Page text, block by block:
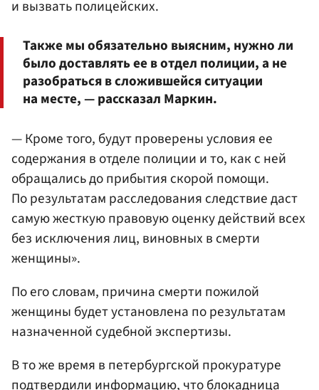
и вызвать полицейских.
Также мы обязательно выясним, нужно ли
было доставлять ее в отдел полиции, а не
разобраться в сложившейся ситуации
на месте, — рассказал Маркин.
— Кроме того, будут проверены условия ее
содержания в отделе полиции и то, как с ней
обращались до прибытия скорой помощи.
По результатам расследования следствие даст
самую жесткую правовую оценку действий всех
без исключения лиц, виновных в смерти
женщины».
По его словам, причина смерти пожилой
женщины будет установлена по результатам
назначенной судебной экспертизы.
В то же время в петербургской прокуратуре
подтвердили информацию, что блокадница